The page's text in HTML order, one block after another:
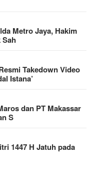
Metro Jaya, Hakim
Sah
Takedown Video
Istana’
dan PT Makassar
S
1447 H Jatuh pada